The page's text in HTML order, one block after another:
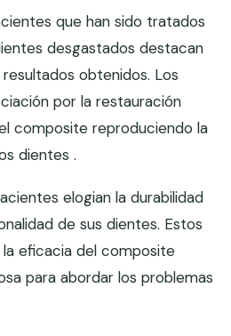
que han sido tratados
desgastados destacan
obtenidos. Los
por la restauración
composite reproduciendo la
dientes .
elogian la durabilidad
de sus dientes. Estos
eficacia del composite
para abordar los problemas